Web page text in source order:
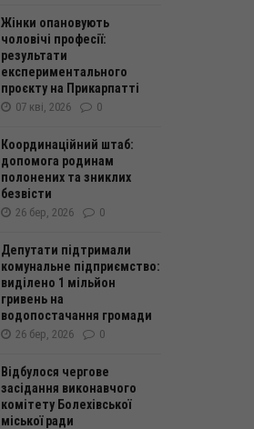
Жінки опановують
чоловічі професії:
результати
експериментального
проєкту на Прикарпатті
07 кві, 2026 0
Координаційний штаб:
допомога родинам
полонених та зниклих
безвісти
26 бер, 2026 0
Депутати підтримали
комунальне підприємство:
виділено 1 мільйон
гривень на
водопостачання громади
26 бер, 2026 0
Відбулося чергове
засідання виконавчого
комітету Болехівської
міської ради